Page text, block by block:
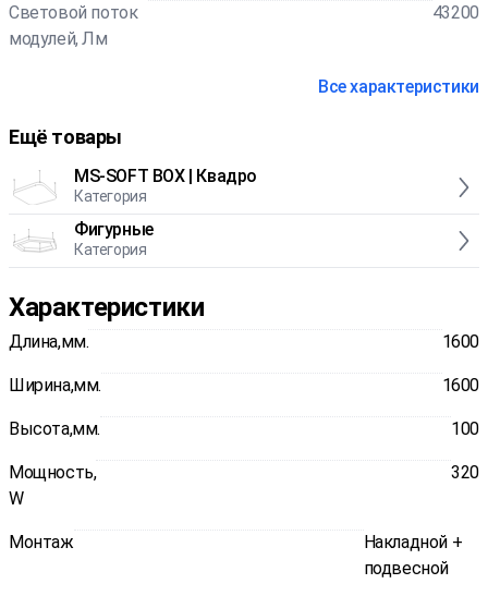
Световой поток
модулей, Лм
43200
Все характеристики
Ещё товары
MS-SOFT BOX | Квадро
Категория
Фигурные
Категория
Характеристики
Длина,мм. 1600
Ширина,мм. 1600
Высота,мм. 100
Мощность,
W
320
Монтаж
Накладной +
подвесной